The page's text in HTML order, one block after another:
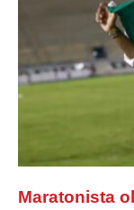
Maratonista